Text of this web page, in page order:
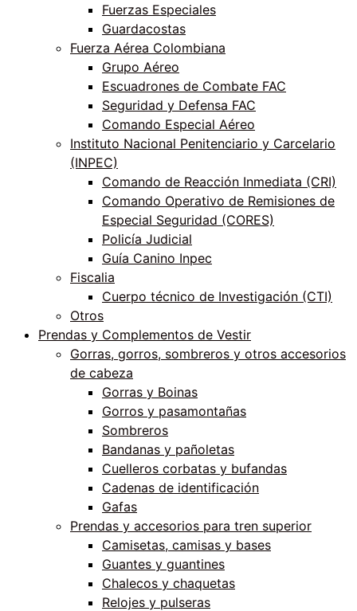
Fuerzas Especiales
Guardacostas
Fuerza Aérea Colombiana
Grupo Aéreo
Escuadrones de Combate FAC
Seguridad y Defensa FAC
Comando Especial Aéreo
Instituto Nacional Penitenciario y Carcelario
(INPEC)
Comando de Reacción Inmediata (CRI)
Comando Operativo de Remisiones de
Especial Seguridad (CORES)
Policía Judicial
Guía Canino Inpec
Fiscalia
Cuerpo técnico de Investigación (CTI)
Otros
Prendas y Complementos de Vestir
Gorras, gorros, sombreros y otros accesorios
de cabeza
Gorras y Boinas
Gorros y pasamontañas
Sombreros
Bandanas y pañoletas
Cuelleros corbatas y bufandas
Cadenas de identificación
Gafas
Prendas y accesorios para tren superior
Camisetas, camisas y bases
Guantes y guantines
Chalecos y chaquetas
Relojes y pulseras